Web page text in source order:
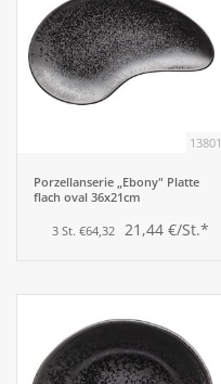
13801
Porzellanserie „Ebony" Platte
flach oval 36x21cm
3 St. €64,32 21,44 €/St.*